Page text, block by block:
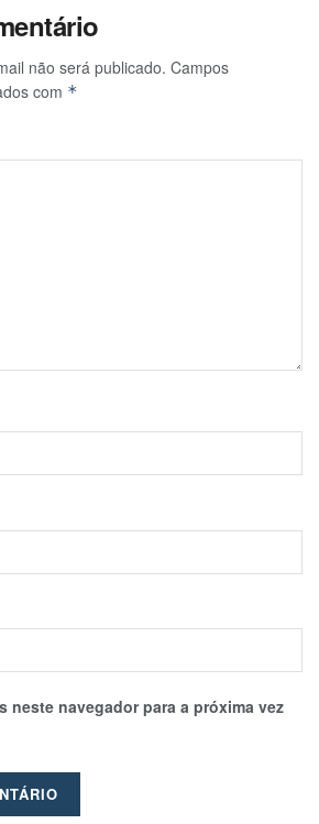
não será publicado. Campos
com *
neste navegador para a próxima vez